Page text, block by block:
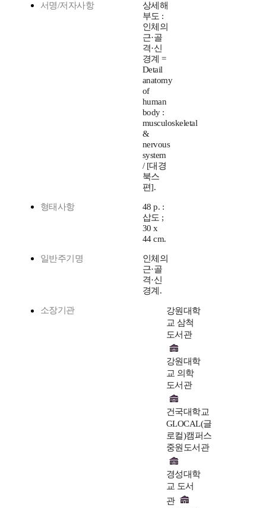
서명/저자사항
상세해
부도 :
인체의
근·골
격·신
경계 =
Detail
anatomy
of
human
body :
musculoskeletal
&
nervous
system
/ [대경
북스
편].
형태사항
48 p. :
삽도 ;
30 x
44 cm.
일반주기명
인체의
근·골
격·신
경계.
소장기관
강원대학
교 삼척
도서관
강원대학
교 의학
도서관
건국대학교
GLOCAL(글
로컬)캠퍼스
중원도서관
경성대학
교 도서
관